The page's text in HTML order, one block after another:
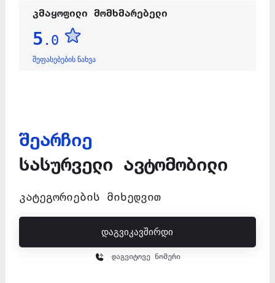
კმაყოფილი მომხმარებელი
5.0
შეფასებების ნახვა
შეარჩიე
სასურველი ავტომობილი
კატეგორიების მიხედვით
დაგვიკავშირდი
დაგვიტოვე ნომერი